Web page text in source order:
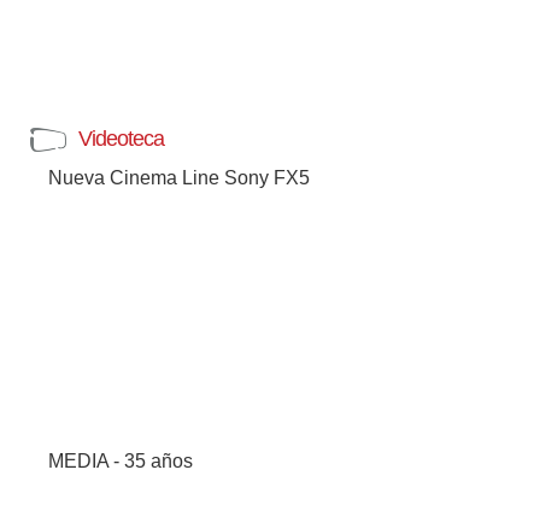
Videoteca
Nueva Cinema Line Sony FX5
MEDIA - 35 años